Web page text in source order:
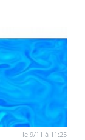
le 9/11 à 11:25